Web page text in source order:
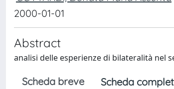
2000-01-01
Abstract
analisi delle esperienze di bilateralità nel
Scheda breve Scheda